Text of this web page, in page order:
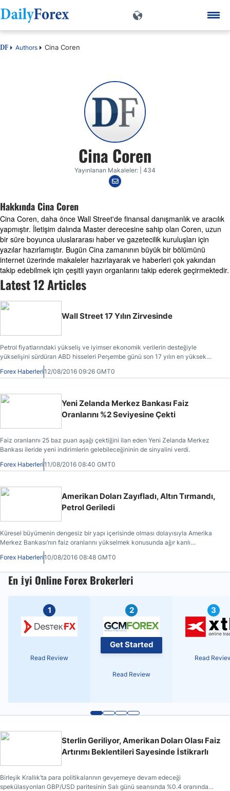
DF Authors Cina Coren
Cina Coren
Yayınlanan Makaleler: | 434
Hakkında Cina Coren
Cina Coren, daha önce Wall Street'de finansal danışmanlık ve aracılık
yapmıştır. İletişim dalında Master derecesine sahip olan Coren, uzun
bir süre boyunca uluslararası haber ve gazetecilik kuruluşları için
yazılar hazırlamıştır. Bugün Cina zamanının büyük bir bölümünü
internet üzerinde makaleler hazırlayarak ve haberleri çok yakından
takip edebilmek için çeşitli yayın organlarını takip ederek geçirmektedir.
Latest 12 Articles
Wall Street 17 Yılın Zirvesinde
Petrol fiyatlarındaki yükseliş ve iyimser ekonomik verilerin desteğiyle
yükselişini sürdüran ABD hisseleri Perşembe günü son 17 yılın en yüksek
seviyelerine erişti.
Forex Haberleri12/08/2016 09:26 GMT0
Yeni Zelanda Merkez Bankası Faiz
Oranlarını %2 Seviyesine Çekti
Faiz oranlarını 25 baz puan aşağı çektiğini ilan eden Yeni Zelanda Merkez
Bankası ileride yeni indirimlerin gelebileceğininin de sinyalini verdi.
Forex Haberleri11/08/2016 08:40 GMT0
Amerikan Doları Zayıfladı, Altın Tırmandı,
Petrol Geriledi
Küresel büyümenin dengesiz bir yapı içerisinde olması dolayısıyla Amerika
Merkez Bankası’nın faiz oranlarını yükselmek konusunda ağır kanlı
davranacağı spekülasyonları Amerikan dolarını aşağı çekerken altın ve
tahvilleri destekledi.
Forex Haberleri10/08/2016 08:48 GMT0
En İyi Online Forex Brokerleri
1
Read Review
2
Get Started
Read Review
3
Read
Sterlin Geriliyor, Amerikan Doları Olası Faiz
Artırımı Beklentileri Sayesinde İstikrarlı
Birleşik Krallık’ta para politikalarının gevşemeye devam edeceği
spekülasyonları GBP/USD paritesinin Salı günü seansında %0.4 oranında